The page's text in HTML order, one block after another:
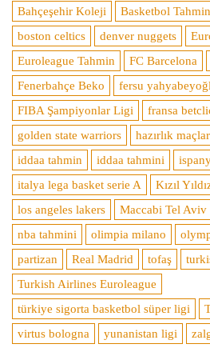
Bahçeşehir Koleji
Basketbol Tahmin
boston celtics
denver nuggets
Euroleague Tahmin
FC Barcelona
Fenerbahçe Beko
fersu
FIBA Şampiyonlar Ligi
fransa
golden state warriors
hazırlık
iddaa tahmin
iddaa tahmini
italya lega basket serie A
Kızıl
los angeles lakers
Maccabi Tel Aviv
nba tahmini
olimpia milano
partizan
Real Madrid tofaş
Turkish Airlines Euroleague
türkiye sigorta basketbol süper ligi
virtus bologna
yunanistan ligi